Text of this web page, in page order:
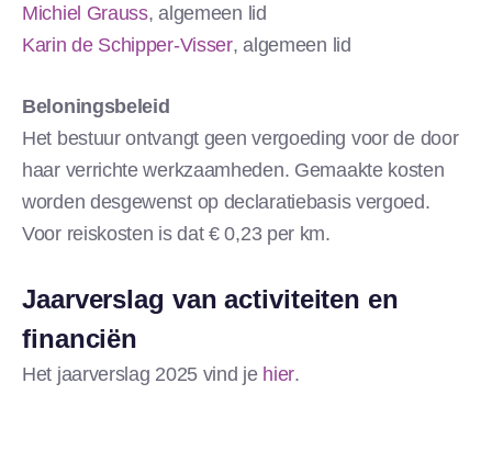
Michiel Grauss, algemeen lid
Karin de Schipper-Visser, algemeen lid
Beloningsbeleid
Het bestuur ontvangt geen vergoeding voor de door
haar verrichte werkzaamheden. Gemaakte kosten
worden desgewenst op declaratiebasis vergoed.
Voor reiskosten is dat € 0,23 per km.
Jaarverslag van activiteiten en
financiën
Het jaarverslag 2025 vind je hier.